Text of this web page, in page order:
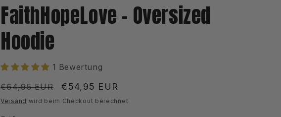
h
e
FaithHopeLove - Oversized
Hoodie
1 Bewertung
Normaler
Preis
€64,95 EUR Verkaufspreis
€54,95 EUR
Versand wird beim Checkout berechnet